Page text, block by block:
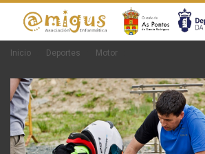
Inicio Deportes Motor